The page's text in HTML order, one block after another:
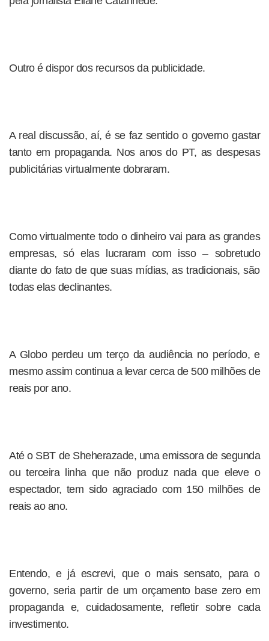
Outro é dispor dos recursos da publicidade.
A real discussão, aí, é se faz sentido o governo gastar
tanto em propaganda. Nos anos do PT, as despesas
publicitárias virtualmente dobraram.
Como virtualmente todo o dinheiro vai para as grandes
empresas, só elas lucraram com isso – sobretudo
diante do fato de que suas mídias, as tradicionais, são
todas elas declinantes.
A Globo perdeu um terço da audiência no período, e
mesmo assim continua a levar cerca de 500 milhões de
reais por ano.
Até o SBT de Sheherazade, uma emissora de segunda
ou terceira linha que não produz nada que eleve o
espectador, tem sido agraciado com 150 milhões de
reais ao ano.
Entendo, e já escrevi, que o mais sensato, para o
governo, seria partir de um orçamento base zero em
propaganda e, cuidadosamente, refletir sobre cada
investimento.